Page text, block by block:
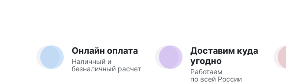
Онлайн оплата
Наличный и
безналичный расчет
Доставим куда
угодно
Работаем
по всей России